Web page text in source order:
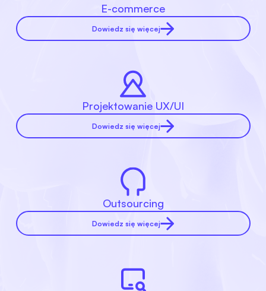
E-commerce
Dowiedz się więcej
Projektowanie UX/UI
Dowiedz się więcej
Outsourcing
Dowiedz się więcej